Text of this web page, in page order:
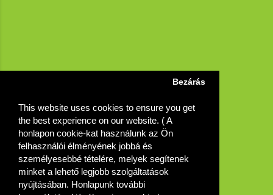
This website uses cookies to ensure you get
the best experience on our website. ( A
honlapon cookie-kat használunk az Ön
felhasználói élményének jobbá és
személyesebbé tételére, melyek segítenek
minket a lehető legjobb szolgáltatások
nyújtásában. Honlapunk további
Bezárás